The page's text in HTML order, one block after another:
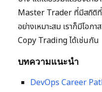
Master Trader ที่มีสถิติที่
อย่างเหมาะสม เราก็มีโอก
Copy Trading ได้เช่นกัน
บทความแนะนำ
DevOps Career